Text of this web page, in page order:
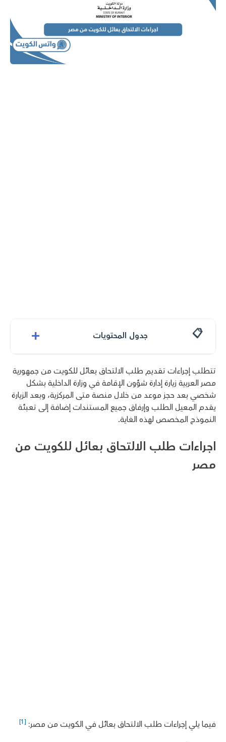
جدول المحتويات +
تتطلب إجراءات تقديم طلب الالتحاق بعائل للكويت من جمهورية
مصر العربية زيارة إدارة شؤون الإقامة في وزارة الداخلية بشكل
شخصي بعد حجز موعد من خلال منصة متى المركزية، وبعد الزيارة
يقدم المعيل الطلب وإرفاق جميع المستندات إضافة إلى تعبئة
النموذج المخصص لهذه الغاية.
اجراءات طلب الالتحاق بعائل للكويت من
مصر
فيما يلي إجراءات طلب الالتحاق بعائل في الكويت من مصر: [1]